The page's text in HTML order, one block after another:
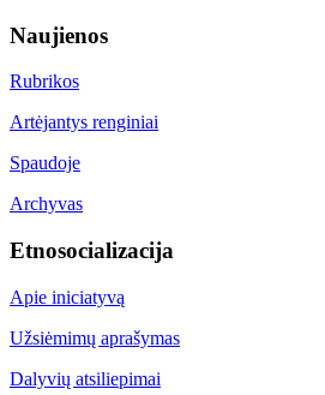
Naujienos
Rubrikos
Artėjantys renginiai
Spaudoje
Archyvas
Etnosocializacija
Apie iniciatyvą
Užsiėmimų aprašymas
Dalyvių atsiliepimai